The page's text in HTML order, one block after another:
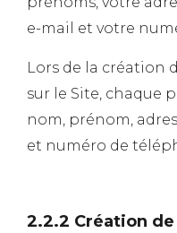
e-mail et votre
Lors de la création
sur le Site, chaque
nom, prénom,
et numéro de
2.2.2 Création